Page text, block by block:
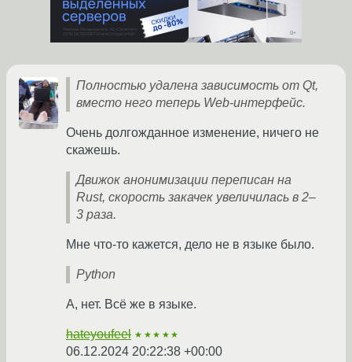
Полностью удалена зависимость от Qt,
вместо него теперь Web-интерфейс.
Очень долгожданное изменение, ничего не
скажешь.
Движок анонимизации переписан на
Rust, скорость закачек увеличилась в 2–
3 раза.
Мне что-то кажется, дело не в языке было.
Python
А, нет. Всё же в языке.
hateyoufeel ★★★★★
06.12.2024 20:22:38 +00:00